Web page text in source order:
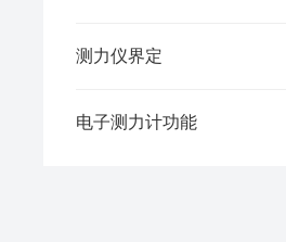
测力仪界定
电子测力计功能